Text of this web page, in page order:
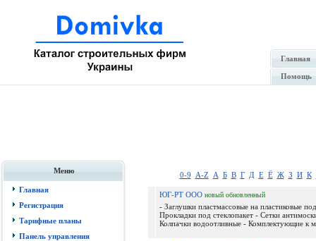
Главная
Помощь
Меню
Главная
Регистрация
Тарифные планы
Панель управления
0-9 A-Z А Б В Г Д Е Ё Ж З И К
ЮГ-РТ ООО новый обновленный
- Заглушки пластмассовые на пластиковые
Прокладки под стеклопакет - Сетки
Колпачки водоотливные - Комплектующие к